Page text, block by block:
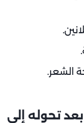
الشعر.
تحوله إلى